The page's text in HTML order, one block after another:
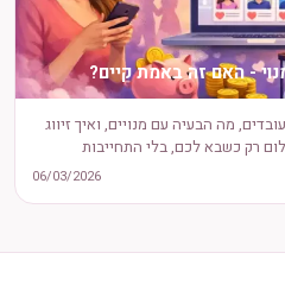
- האם זה באמת קיים?
מה הבעיה עם מנויים, ואיך זיווג
רק כשבא לכם, בלי התחייבות
06/03/2026